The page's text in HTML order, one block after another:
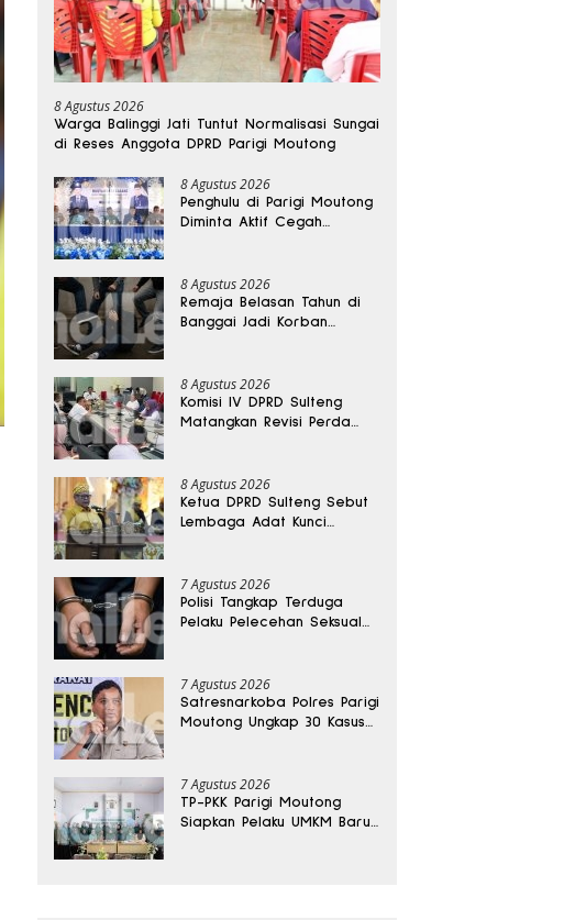
8 Agustus 2026
Warga Balinggi Jati Tuntut Normalisasi Sungai
di Reses Anggota DPRD Parigi Moutong
8 Agustus 2026
Penghulu di Parigi Moutong
Diminta Aktif Cegah
8 Agustus 2026
Remaja Belasan Tahun di
Banggai Jadi Korban
8 Agustus 2026
Komisi IV DPRD Sulteng
Matangkan Revisi Perda
8 Agustus 2026
Ketua DPRD Sulteng Sebut
Lembaga Adat Kunci
7 Agustus 2026
Polisi Tangkap Terduga
Pelaku Pelecehan Seksual
7 Agustus 2026
Satresnarkoba Polres Parigi
Moutong Ungkap 30 Kasus
7 Agustus 2026
TP-PKK Parigi Moutong
Siapkan Pelaku UMKM Baru